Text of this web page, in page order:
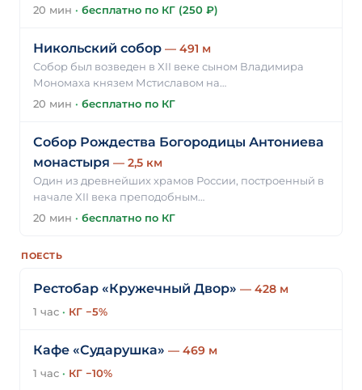
20 мин · бесплатно по КГ (250 ₽)
Никольский собор — 491 м
Собор был возведен в XII веке сыном Владимира
Мономаха князем Мстиславом на…
20 мин · бесплатно по КГ
Собор Рождества Богородицы Антониева
монастыря — 2,5 км
Один из древнейших храмов России, построенный в
начале XII века преподобным…
20 мин · бесплатно по КГ
ПОЕСТЬ
Рестобар «Кружечный Двор» — 428 м
1 час · КГ −5%
Кафе «Сударушка» — 469 м
1 час · КГ −10%